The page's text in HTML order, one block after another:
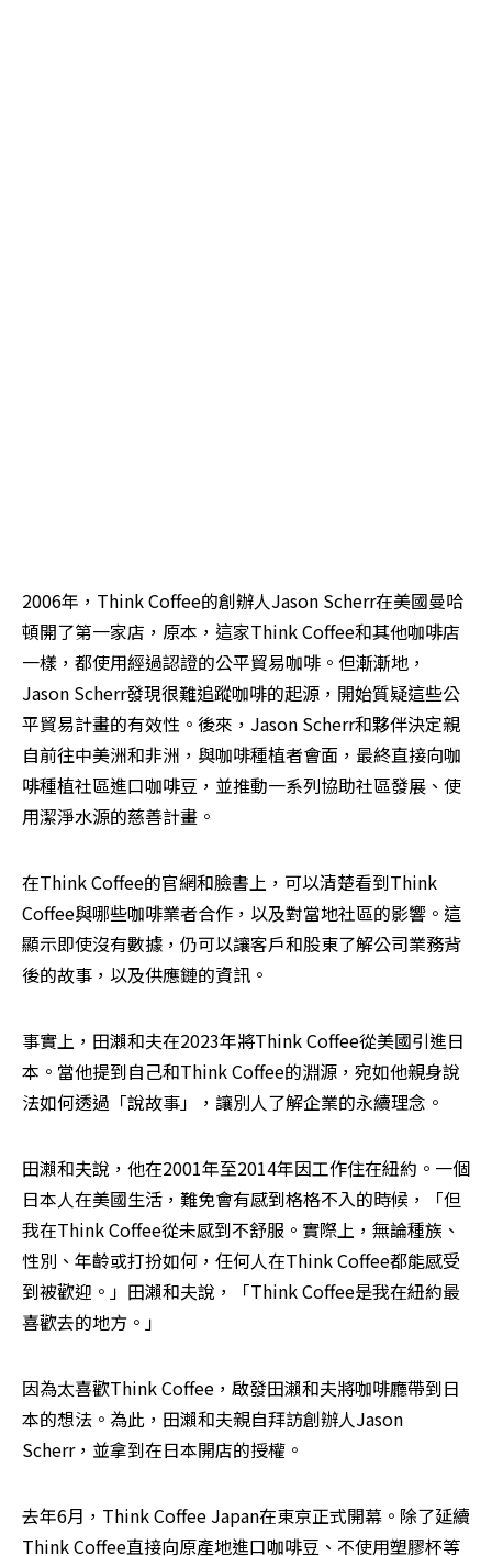
2006年，Think Coffee的創辦人Jason Scherr在美國曼哈
頓開了第一家店，原本，這家Think Coffee和其他咖啡店
一樣，都使用經過認證的公平貿易咖啡。但漸漸地，
Jason Scherr發現很難追蹤咖啡的起源，開始質疑這些公
平貿易計畫的有效性。後來，Jason Scherr和夥伴決定親
自前往中美洲和非洲，與咖啡種植者會面，最終直接向咖
啡種植社區進口咖啡豆，並推動一系列協助社區發展、使
用潔淨水源的慈善計畫。
在Think Coffee的官網和臉書上，可以清楚看到Think
Coffee與哪些咖啡業者合作，以及對當地社區的影響。這
顯示即使沒有數據，仍可以讓客戶和股東了解公司業務背
後的故事，以及供應鏈的資訊。
事實上，田瀨和夫在2023年將Think Coffee從美國引進日
本。當他提到自己和Think Coffee的淵源，宛如他親身說
法如何透過「說故事」，讓別人了解企業的永續理念。
田瀨和夫說，他在2001年至2014年因工作住在紐約。一個
日本人在美國生活，難免會有感到格格不入的時候，「但
我在Think Coffee從未感到不舒服。實際上，無論種族、
性別、年齡或打扮如何，任何人在Think Coffee都能感受
到被歡迎。」田瀨和夫說，「Think Coffee是我在紐約最
喜歡去的地方。」
因為太喜歡Think Coffee，啟發田瀨和夫將咖啡廳帶到日
本的想法。為此，田瀨和夫親自拜訪創辦人Jason
Scherr，並拿到在日本開店的授權。
去年6月，Think Coffee Japan在東京正式開幕。除了延續
Think Coffee直接向原產地進口咖啡豆、不使用塑膠杯等